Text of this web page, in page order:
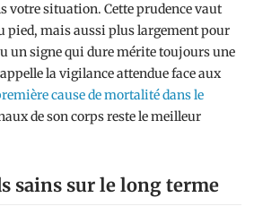
votre situation. Cette prudence vaut
pied, mais aussi plus largement pour
un signe qui dure mérite toujours une
la vigilance attendue face aux
cause de mortalité dans le
de son corps reste le meilleur
sains sur le long terme